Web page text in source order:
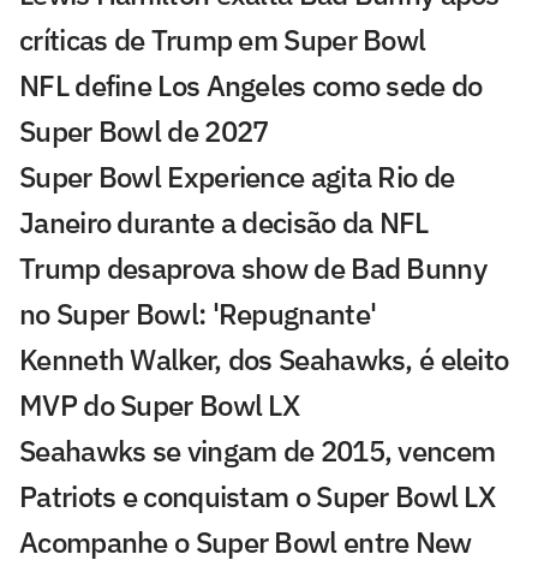
críticas de Trump em Super Bowl
NFL define Los Angeles como sede do
Super Bowl de 2027
Super Bowl Experience agita Rio de
Janeiro durante a decisão da NFL
Trump desaprova show de Bad Bunny
no Super Bowl: 'Repugnante'
Kenneth Walker, dos Seahawks, é eleito
MVP do Super Bowl LX
Seahawks se vingam de 2015, vencem
Patriots e conquistam o Super Bowl LX
Acompanhe o Super Bowl entre New